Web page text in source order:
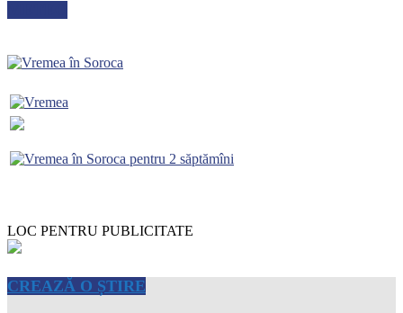
LOC PENTRU PUBLICITATE
CREAZĂ O ȘTIRE